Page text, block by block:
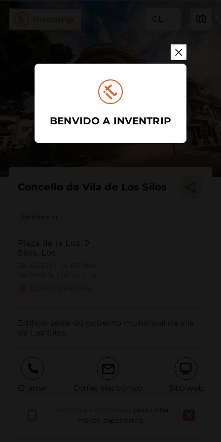
GL
Concello da Vila de Los Silos
Edificio civil
Plaza de la Luz, 9
Silos, Los
Edificio sede do goberno municipal da vila
de Los Silos.
Chamar Correo electrónico Sitio web
Informar dun problema
para unha
mellor experiencia
BENVIDO A INVENTRIP